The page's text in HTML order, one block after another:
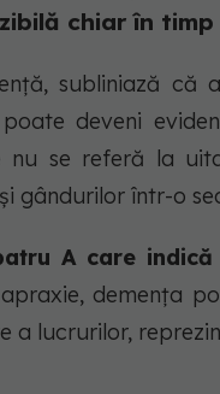
chiar în timp
subliniază
deveni
nu se referă la
gândurilor într-o
A care indică
demența
a lucrurilor,